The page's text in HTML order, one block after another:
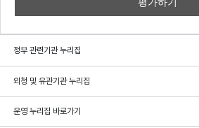
정부 관련기관 누리집
외청 및 유관기관 누리집
운영 누리집 바로가기